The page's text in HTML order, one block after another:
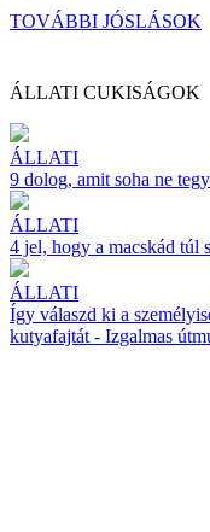
TOVÁBBI JÓSLÁSOK
ÁLLATI CUKISÁGOK
ÁLLATI
9 dolog, amit soha ne
ÁLLATI
4 jel, hogy a macskád túl
ÁLLATI
Így válaszd ki a
kutyafajtát - Izgalmas